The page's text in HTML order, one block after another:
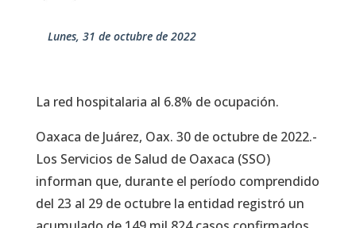
lunes, 31 de octubre de 2022
La red hospitalaria al 6.8% de ocupación.
Oaxaca de Juárez, Oax. 30 de octubre de 2022.-
Los Servicios de Salud de Oaxaca (SSO)
informan que, durante el período comprendido
del 23 al 29 de octubre la entidad registró un